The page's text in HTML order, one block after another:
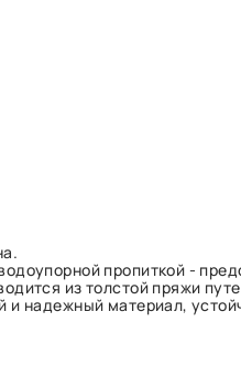
пропиткой -
из толстой пряжи
и надежный материал,